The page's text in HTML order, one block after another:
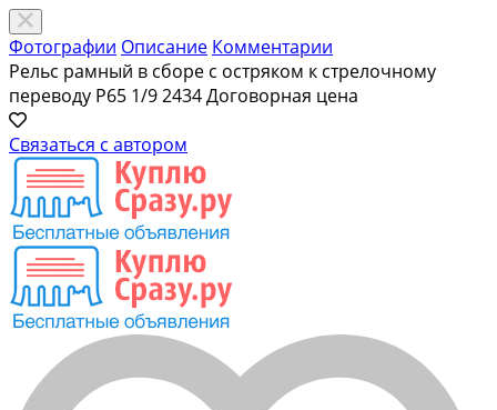
Фотографии Описание Комментарии
Рельс рамный в сборе с остряком к стрелочному
переводу Р65 1/9 2434Договорная цена
Связаться с автором